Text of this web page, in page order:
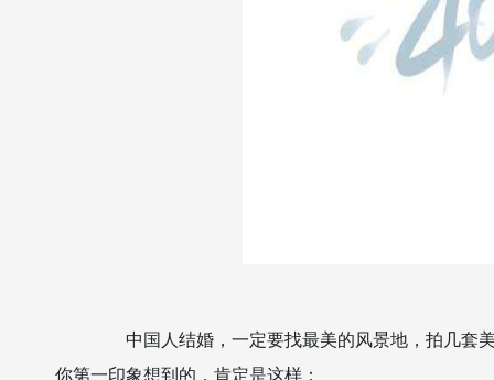
中国人结婚，一定要找最美的风景地，拍几套美
你第一印象想到的，肯定是这样：